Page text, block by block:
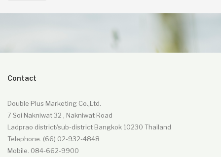
Contact
Double Plus Marketing Co.,Ltd.
7 Soi Nakniwat 32 , Nakniwat Road
Ladprao district/sub-district Bangkok 10230 Thailand
Telephone. (66) 02-932-4848
Mobile. 084-662-9900